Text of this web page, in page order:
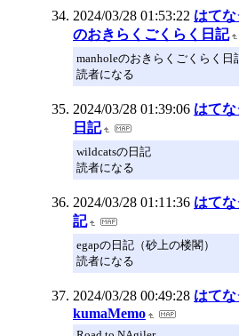
2024/03/28 01:53:22 はて
のおきらくごくらく日記
manholeのおきらくごくらく日
読者になる
2024/03/28 01:39:06 はてな
日記
wildcatsの日記
読者になる
2024/03/28 01:11:36 はてな
記
egapの日記（砂上の楼閣）
読者になる
2024/03/28 00:49:28 はて
kumaMemo